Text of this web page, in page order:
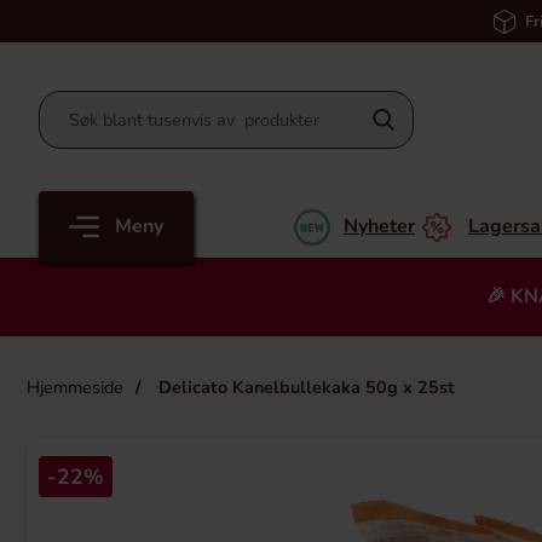
Meny Nyheter
🎉
Hjemmeside Delicato Kanelbullekaka 50g x 25st
-22%